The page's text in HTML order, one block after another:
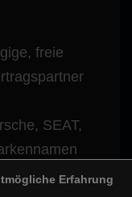
freie
SEAT,
Erfahrung